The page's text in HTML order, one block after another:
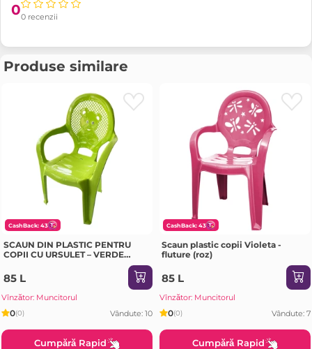
00 recenzii
Produse similare
CashBack: 43
SCAUN DIN PLASTIC PENTRU
COPII CU URSULET – VERDE
85 L
Vînzător: Muncitorul
0(0) Vândute: 10
Cumpără Rapid
CashBack: 43
Scaun plastic copii Violeta -
fluture (roz)
85 L
Vînzător: Muncitorul
0(0) Vândute: 7
Cumpără Rapid